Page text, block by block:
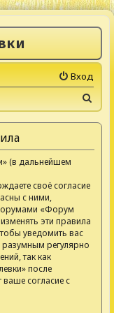
Вход
о
с
(в дальнейшем
своё согласие
с ними,
«Форум
эти правила
уведомить вас
регулярно
так как
после
согласие с